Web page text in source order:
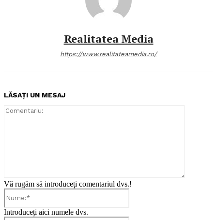
Realitatea Media
https://www.realitateamedia.ro/
LĂSAȚI UN MESAJ
Vă rugăm să introduceți comentariul dvs.!
Introduceți aici numele dvs.